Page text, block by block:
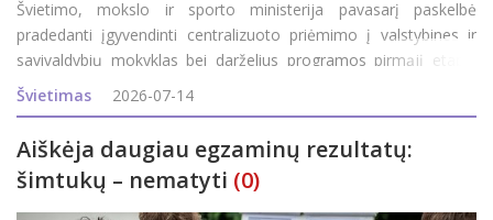
Švietimo, mokslo ir sporto ministerija pavasarį paskelbė
pradedanti įgyvendinti centralizuoto priėmimo į valstybines ir
savivaldybių mokyklas bei darželius programos pirmąjį etapą.
Jame dalyvauja 24-ios šalies savivaldybės (jų sąraše – ir
Rokiškis), kurių gyventojai
Švietimas 2026-07-14
Aiškėja daugiau egzaminų rezultatų:
šimtukų – nematyti (0)